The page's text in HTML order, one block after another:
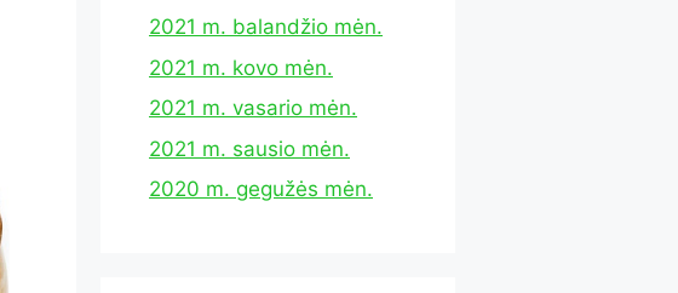
2021 m. balandžio mėn.
2021 m. kovo mėn.
2021 m. vasario mėn.
2021 m. sausio mėn.
2020 m. gegužės mėn.